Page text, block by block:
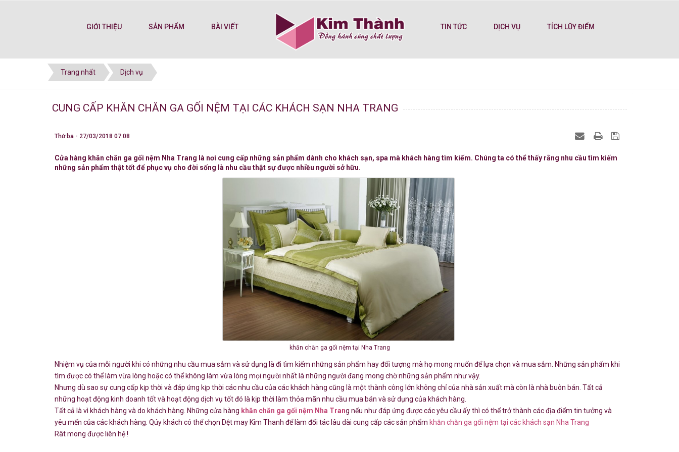
GIỚI THIỆU SẢN PHẨM BÀI VIẾT TIN TỨC DỊCH VỤ TÍCH LŨY ĐIỂM
Trang nhất Dịch vụ
CUNG CẤP KHĂN CHĂN GA GỐI NỆM TẠI CÁC KHÁCH SẠN NHA TRANG
Thứ ba - 27/03/2018 07:08
Cửa hàng khăn chăn ga gối nệm Nha Trang là nơi cung cấp những sản phẩm dành cho khách sạn, spa mà khách hàng tìm kiếm. Chúng ta có thể thấy rằng nhu cầu tìm kiếm
những sản phẩm thật tốt để phục vụ cho đời sống là nhu cầu thật sự được nhiều người sở hữu.
khăn chăn ga gối nệm tại Nha Trang
Nhiệm vụ của mỗi người khi có những nhu cầu mua sắm và sử dụng là đi tìm kiếm những sản phẩm hay đối tượng mà họ mong muốn để lựa chọn và mua sắm. Những sản phẩm khi
tìm được có thể làm vừa lòng hoặc có thể không làm vừa lòng mọi người nhất là những người đang mong chờ những sản phẩm như vậy.
Nhưng dù sao sự cung cấp kịp thời và đáp ứng kịp thời các nhu cầu của các khách hàng cũng là một thành công lớn không chỉ của nhà sản xuất mà còn là nhà buôn bán. Tất cả
những hoạt động kinh doanh tốt và hoạt động dịch vụ tốt đó là kịp thời làm thỏa mãn nhu cầu mua bán và sử dụng của khách hàng.
Tất cả là vì khách hàng và do khách hàng. Những cửa hàng khăn chăn ga gối nệm Nha Trang nếu như đáp ứng được các yêu cầu ấy thì có thể trở thành các địa điểm tin tưởng và
yêu mến của các khách hàng. Qúy khách có thể chọn Dệt may Kim Thanh để làm đối tác lâu dài cung cấp các sản phẩm khăn chăn ga gối nệm tại các khách sạn Nha Trang
Rât mong được liên hệ !